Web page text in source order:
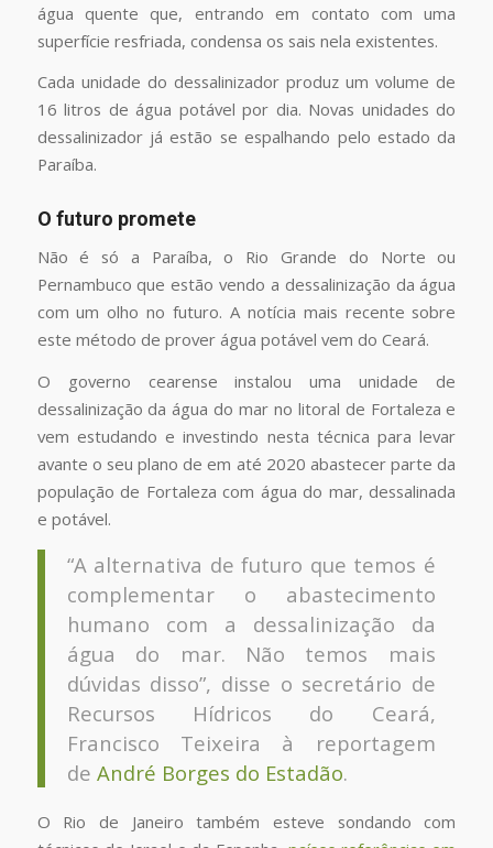
água quente que, entrando em contato com uma
superfície resfriada, condensa os sais nela existentes.
Cada unidade do dessalinizador produz um volume de
16 litros de água potável por dia. Novas unidades do
dessalinizador já estão se espalhando pelo estado da
Paraíba.
O futuro promete
Não é só a Paraíba, o Rio Grande do Norte ou
Pernambuco que estão vendo a dessalinização da água
com um olho no futuro. A notícia mais recente sobre
este método de prover água potável vem do Ceará.
O governo cearense instalou uma unidade de
dessalinização da água do mar no litoral de Fortaleza e
vem estudando e investindo nesta técnica para levar
avante o seu plano de em até 2020 abastecer parte da
população de Fortaleza com água do mar, dessalinada
e potável.
“A alternativa de futuro que temos é
complementar o abastecimento
humano com a dessalinização da
água do mar. Não temos mais
dúvidas disso”, disse o secretário de
Recursos Hídricos do Ceará,
Francisco Teixeira à reportagem
de André Borges do Estadão.
O Rio de Janeiro também esteve sondando com